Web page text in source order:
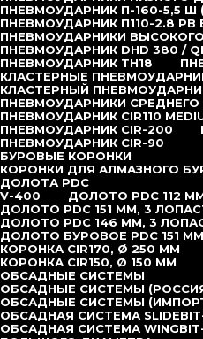
ПНЕВМОУДАРНИК П-160-5,5
ПНЕВМОУДАРНИК П110-2.8 РВ
ПНЕВМОУДАРНИКИ
ПНЕВМОУДАРНИК DHD 380 /
ПНЕВМОУДАРНИК TH18
КЛАСТЕРНЫЕ
КЛАСТЕРНЫЙ
ПНЕВМОУДАРНИКИ СРЕДНЕГО
ПНЕВМОУДАРНИК CIR110
ПНЕВМОУДАРНИК CIR-200
ПНЕВМОУДАРНИК CIR-90
БУРОВЫЕ КОРОНКИ
КОРОНКИ ДЛЯ АЛМАЗНОГО
ДОЛОТА PDC
V-400
ДОЛОТО PDC 112
ДОЛОТО PDC 151 ММ, 3
ДОЛОТО PDC 146 ММ, 3
ДОЛОТО БУРОВОЕ PDC 151
КОРОНКА CIR170, Ø 250 ММ
КОРОНКА CIR150, Ø 150 ММ
ОБСАДНЫЕ СИСТЕМЫ
ОБСАДНЫЕ СИСТЕМЫ
ОБСАДНЫЕ СИСТЕМЫ
ОБСАДНАЯ СИСТЕМА
ОБСАДНАЯ СИСТЕМА